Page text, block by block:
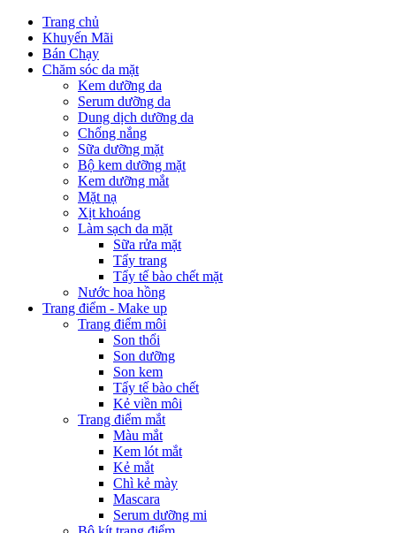
Trang chủ
Khuyến Mãi
Bán Chạy
Chăm sóc da mặt
Kem dưỡng da
Serum dưỡng da
Dung dịch dưỡng da
Chống nắng
Sữa dưỡng mặt
Bộ kem dưỡng mặt
Kem dưỡng mắt
Mặt nạ
Xịt khoáng
Làm sạch da mặt
Sữa rửa mặt
Tẩy trang
Tẩy tế bào chết mặt
Nước hoa hồng
Trang điểm - Make up
Trang điểm môi
Son thổi
Son dưỡng
Son kem
Tẩy tế bào chết
Kẻ viền môi
Trang điểm mắt
Màu mắt
Kem lót mắt
Kẻ mắt
Chì kẻ mày
Mascara
Serum dưỡng mi